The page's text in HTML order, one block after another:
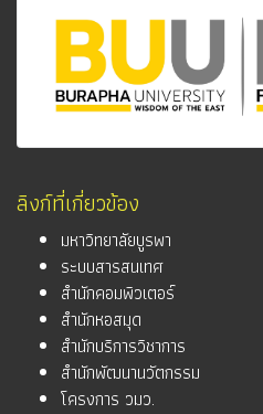
ลิงก์ที่เกี่ยวข้อง
มหาวิทยาลัยบูรพา
ระบบสารสนเทศ
สำนักคอมพิวเตอร์
สำนักหอสมุด
สำนักบริการวิชาการ
สำนักพัฒนานวัตกรรม
โครงการ วมว.